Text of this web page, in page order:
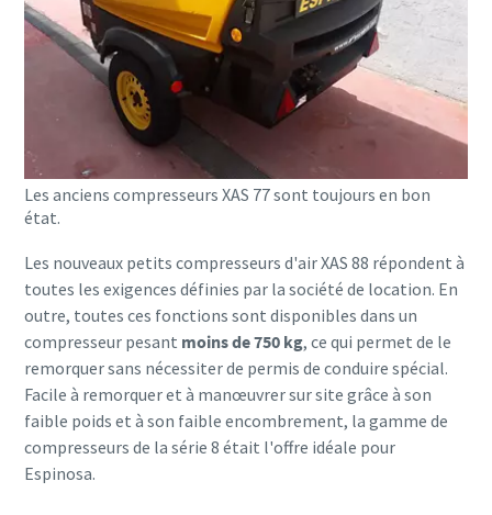
Les anciens compresseurs XAS 77 sont toujours en bon
état.
Les nouveaux petits compresseurs d'air XAS 88 répondent à
toutes les exigences définies par la société de location. En
outre, toutes ces fonctions sont disponibles dans un
compresseur pesant moins de 750 kg, ce qui permet de le
remorquer sans nécessiter de permis de conduire spécial.
Facile à remorquer et à manœuvrer sur site grâce à son
faible poids et à son faible encombrement, la gamme de
compresseurs de la série 8 était l'offre idéale pour
Espinosa.